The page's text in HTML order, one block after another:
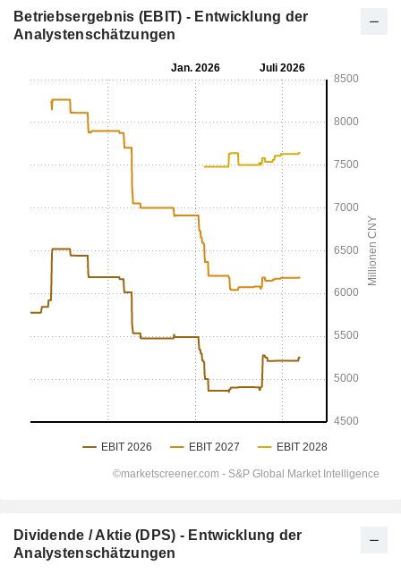
Betriebsergebnis (EBIT) - Entwicklung der
Analystenschätzungen
Dividende / Aktie (DPS) - Entwicklung der
Analystenschätzungen